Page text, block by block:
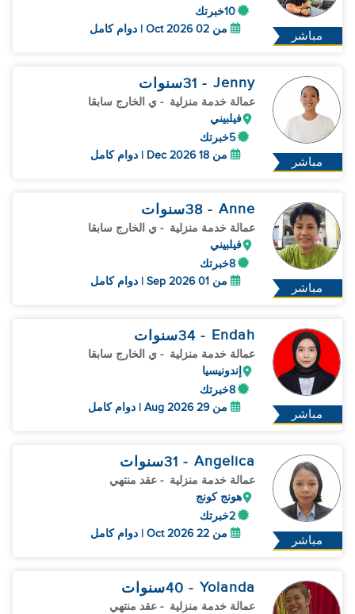
مباشر
10خبرتك
من 02 Oct 2026 | دوام كامل
مباشر
Jenny
- 31 سنوات
عمالة خدمة منزلية - ي الخارج سابقا
فيلبيني
5خبرتك
من 18 Dec 2026 | دوام كامل
مباشر
Anne
- 38 سنوات
عمالة خدمة منزلية - ي الخارج سابقا
فيلبيني
8خبرتك
من 01 Sep 2026 | دوام كامل
مباشر
Endah
- 34 سنوات
عمالة خدمة منزلية - ي الخارج سابقا
إندونيسيا
8خبرتك
من 29 Aug 2026 | دوام كامل
مباشر
Angelica
- 31 سنوات
عمالة خدمة منزلية - عقد منتهي
هونج كونج
2خبرتك
من 22 Oct 2026 | دوام كامل
Yolanda
- 40 سنوات
عمالة خدمة منزلية - عقد منتهي